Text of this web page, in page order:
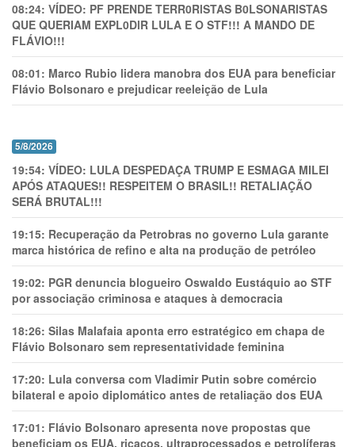
08:24: VÍDEO: PF PRENDE TERR0RlSTAS B0LSONARlSTAS
QUE QUERIAM EXPL0DlR LULA E O STF!!! A MANDO DE
FLÁVIO!!!
08:01: Marco Rubio lidera manobra dos EUA para beneficiar
Flávio Bolsonaro e prejudicar reeleição de Lula
5/8/2026
19:54: VÍDEO: LULA DESPEDAÇA TRUMP E ESMAGA MILEI
APÓS ATAQUES!! RESPEITEM O BRASIL!! RETALIAÇÃO
SERÁ BRUTAL!!!
19:15: Recuperação da Petrobras no governo Lula garante
marca histórica de refino e alta na produção de petróleo
19:02: PGR denuncia blogueiro Oswaldo Eustáquio ao STF
por associação criminosa e ataques à democracia
18:26: Silas Malafaia aponta erro estratégico em chapa de
Flávio Bolsonaro sem representatividade feminina
17:20: Lula conversa com Vladimir Putin sobre comércio
bilateral e apoio diplomático antes de retaliação dos EUA
17:01: Flávio Bolsonaro apresenta nove propostas que
beneficiam os EUA, ricaços, ultraprocessados e petrolíferas